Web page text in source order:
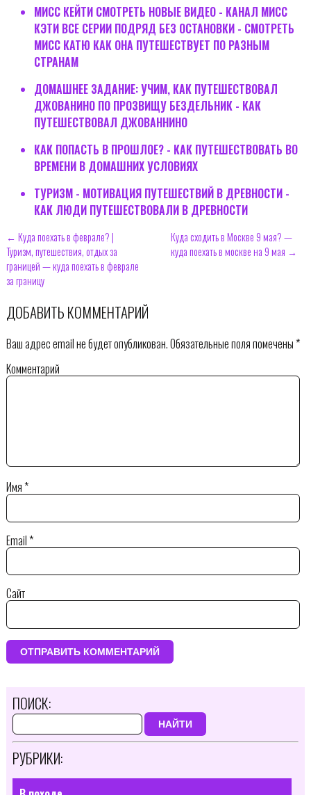
МИСС КЕЙТИ СМОТРЕТЬ НОВЫЕ ВИДЕО - КАНАЛ МИСС
КЭТИ ВСЕ СЕРИИ ПОДРЯД БЕЗ ОСТАНОВКИ - СМОТРЕТЬ
МИСС КАТЮ КАК ОНА ПУТЕШЕСТВУЕТ ПО РАЗНЫМ
СТРАНАМ
ДОМАШНЕЕ ЗАДАНИЕ: УЧИМ, КАК ПУТЕШЕСТВОВАЛ
ДЖОВАНИНО ПО ПРОЗВИЩУ БЕЗДЕЛЬНИК - КАК
ПУТЕШЕСТВОВАЛ ДЖОВАННИНО
КАК ПОПАСТЬ В ПРОШЛОЕ? - КАК ПУТЕШЕСТВОВАТЬ ВО
ВРЕМЕНИ В ДОМАШНИХ УСЛОВИЯХ
ТУРИЗМ - МОТИВАЦИЯ ПУТЕШЕСТВИЙ В ДРЕВНОСТИ -
КАК ЛЮДИ ПУТЕШЕСТВОВАЛИ В ДРЕВНОСТИ
← Куда поехать в феврале? |
Туризм, путешествия, отдых за
границей — куда поехать в феврале
за границу
Куда сходить в Москве 9 мая? —
куда поехать в москве на 9 мая →
ДОБАВИТЬ КОММЕНТАРИЙ
Ваш адрес email не будет опубликован.Обязательные поля помечены*
Комментарий
Имя*
Email*
Сайт
ПОИСК:
НАЙТИ
РУБРИКИ: